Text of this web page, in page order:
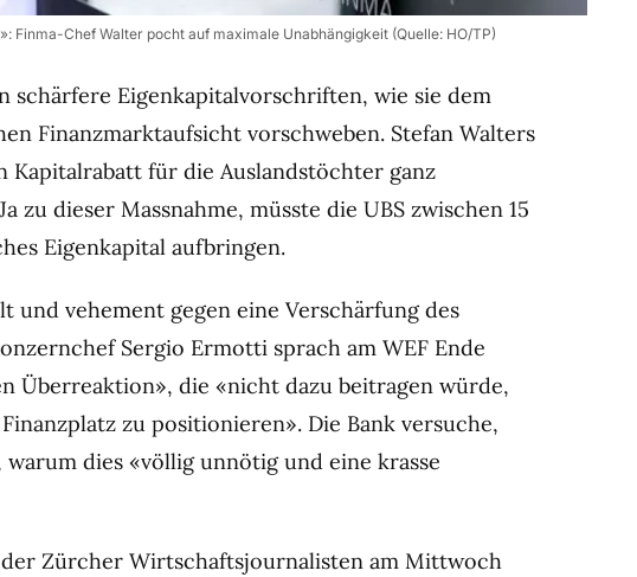
Finma-Chef Walter pocht auf maximale Unabhängigkeit (Quelle: HO/TP)
schärfere Eigenkapitalvorschriften, wie sie dem
Finanzmarktaufsicht vorschweben. Stefan Walters
Kapitalrabatt für die Auslandstöchter ganz
zu dieser Massnahme, müsste die UBS zwischen 15
Eigenkapital aufbringen.
und vehement gegen eine Verschärfung des
Sergio Ermotti sprach am WEF Ende
Überreaktion», die «nicht dazu beitragen würde,
zu positionieren». Die Bank versuche,
dies «völlig unnötig und eine krasse
Zürcher Wirtschaftsjournalisten am Mittwoch